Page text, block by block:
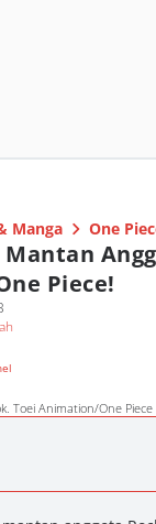
Manga One
Piece!
Toei Animation/One Piece